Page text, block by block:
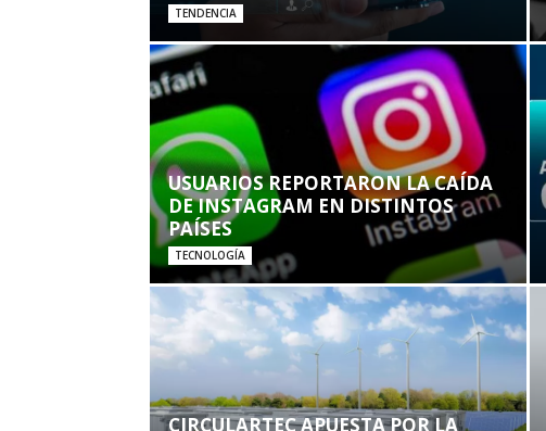
TENDENCIA
USUARIOS REPORTARON LA CAÍDA
DE INSTAGRAM EN DISTINTOS
PAÍSES
TECNOLOGÍA
CIRCULARTEC APUESTA POR LA